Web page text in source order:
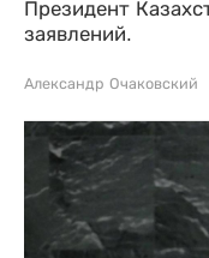
Президент
заявлений.
Александр Очаковский